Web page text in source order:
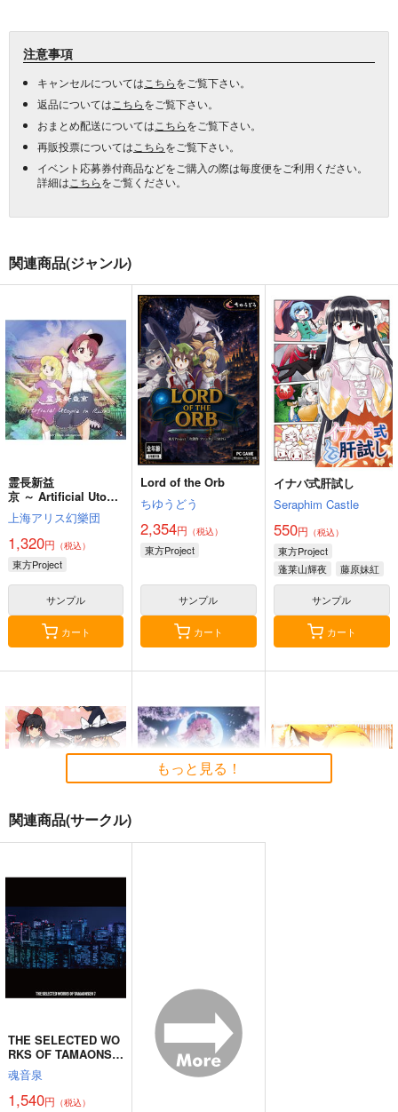
注意事項
キャンセルについては こちらをご覧下さい。
返品については こちらをご覧下さい。
おまとめ配送については こちらをご覧下さい。
再販投票については こちらをご覧下さい。
イベント応募券付商品などをご購入の際は毎度便をご利用ください。
詳細は こちらをご覧ください。
関連商品(ジャンル)
霊長新益
京 ～ Artificial Utopia
in Ruins.
上海アリス幻樂団
1,320円 （税込）
東方Project
サンプル
カート
Lord of the Orb
ちゆうどう
2,354円 （税込）
東方Project
サンプル
カート
イナバ式肝試し
Seraphim Castle
550円 （税込）
東方Project
蓬莱山輝夜
藤原妹紅
サンプル
カート
楽集３
あ～るの～と
2,750円（税込）
東方Project
サンプル
もっと見る！
関連商品(サークル)
THE SELECTED WO
RKS OF TAMAONSE
N 7
魂音泉
1,540円 （税込）